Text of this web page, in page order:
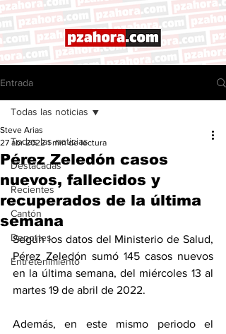
Entrada
Todas las noticias
Destacadas
Recientes
Cantón
Deportes
Entretenimiento
Todas las noticias
Pérez Zeledón casos
nuevos, fallecidos y
recuperados de la última
semana
Steve Arias
27 abr 2022 1 min de lectura
Según los datos del Ministerio de Salud,
Pérez Zeledón sumó 145 casos nuevos
en la última semana, del miércoles 13 al
martes 19 de abril de 2022.
Además, en este mismo periodo el